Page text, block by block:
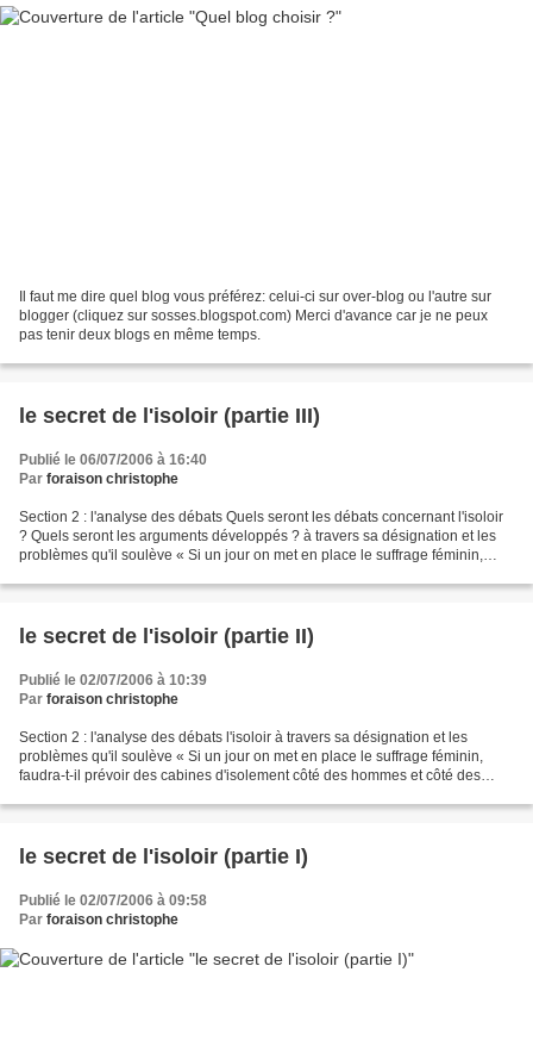
Il faut me dire quel blog vous préférez: celui-ci sur over-blog ou l'autre sur
blogger (cliquez sur sosses.blogspot.com) Merci d'avance car je ne peux
pas tenir deux blogs en même temps.
le secret de l'isoloir (partie III)
Publié le 06/07/2006 à 16:40
Par foraison christophe
Section 2 : l'analyse des débats Quels seront les débats concernant l'isoloir
? Quels seront les arguments développés ? à travers sa désignation et les
problèmes qu'il soulève « Si un jour on met en place le suffrage féminin,
le secret de l'isoloir (partie II)
Publié le 02/07/2006 à 10:39
Par foraison christophe
Section 2 : l'analyse des débats l'isoloir à travers sa désignation et les
problèmes qu'il soulève « Si un jour on met en place le suffrage féminin,
faudra-t-il prévoir des cabines d'isolement côté des hommes et côté des
le secret de l'isoloir (partie I)
Publié le 02/07/2006 à 09:58
Par foraison christophe